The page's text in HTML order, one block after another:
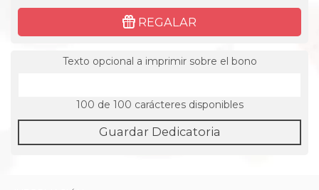
REGALAR
Texto opcional a imprimir sobre el bono
100 de 100 carácteres disponibles
Guardar Dedicatoria